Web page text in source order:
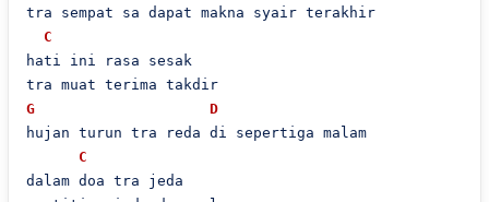
tra sempat sa dapat makna syair terakhir
C
hati ini rasa sesak
tra muat terima takdir
G
D
hujan turun tra reda di sepertiga malam
C
dalam doa tra jeda